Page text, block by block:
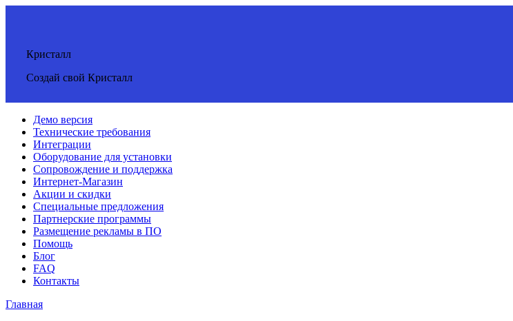
Кристалл
Создай свой Кристалл
Демо версия
Технические требования
Интеграции
Оборудование для установки
Сопровождение и поддержка
Интернет-Магазин
Акции и скидки
Специальные предложения
Партнерские программы
Размещение рекламы в ПО
Помощь
Блог
FAQ
Контакты
Главная